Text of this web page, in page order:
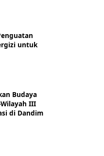
untuk
Budaya
III
di Dandim